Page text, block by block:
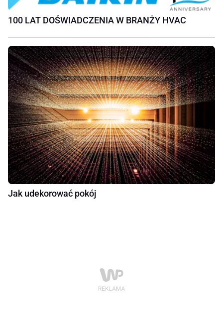
100 LAT DOŚWIADCZENIA W BRANŻY HVAC
Jak udekorować pokój